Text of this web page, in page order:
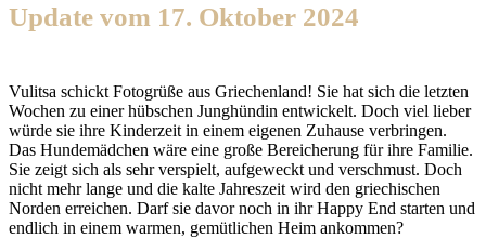
Update vom 17. Oktober 2024
Vulitsa schickt Fotogrüße aus Griechenland! Sie hat sich die letzten
Wochen zu einer hübschen Junghündin entwickelt. Doch viel lieber
würde sie ihre Kinderzeit in einem eigenen Zuhause verbringen.
Das Hundemädchen wäre eine große Bereicherung für ihre Familie.
Sie zeigt sich als sehr verspielt, aufgeweckt und verschmust. Doch
nicht mehr lange und die kalte Jahreszeit wird den griechischen
Norden erreichen. Darf sie davor noch in ihr Happy End starten und
endlich in einem warmen, gemütlichen Heim ankommen?